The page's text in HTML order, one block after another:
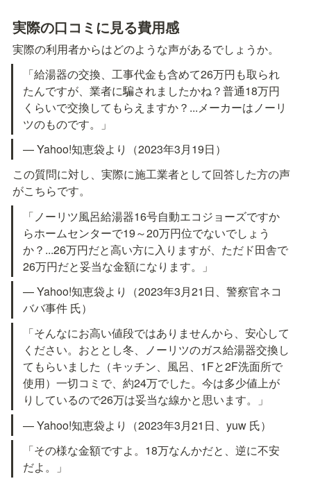
実際の口コミに見る費用感
実際の利用者からはどのような声があるでしょうか。
「給湯器の交換、工事代金も含めて26万円も取られ
たんですが、業者に騙されましたかね？普通18万円
くらいで交換してもらえますか？...メーカーはノーリ
ツのものです。」
— Yahoo!知恵袋より（2023年3月19日）
この質問に対し、実際に施工業者として回答した方の声
がこちらです。
「ノーリツ風呂給湯器16号自動エコジョーズですか
らホームセンターで19～20万円位でないでしょう
か？...26万円だと高い方に入りますが、ただド田舎で
26万円だと妥当な金額になります。」
— Yahoo!知恵袋より（2023年3月21日、警察官ネコ
ババ事件 氏）
「そんなにお高い値段ではありませんから、安心して
ください。おととし冬、ノーリツのガス給湯器交換し
てもらいました（キッチン、風呂、1Fと2F洗面所で
使用）一切コミで、約24万でした。今は多少値上が
りしているので26万は妥当な線かと思います。」
— Yahoo!知恵袋より（2023年3月21日、yuw 氏）
「その様な金額ですよ。18万なんかだと、逆に不安
だよ。」